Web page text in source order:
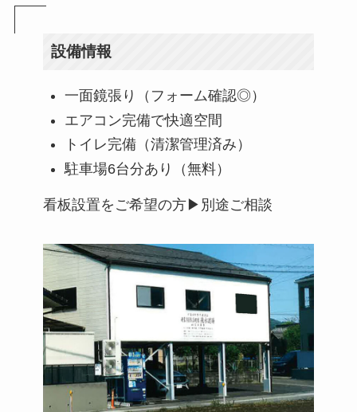
設備情報
一面鏡張り（フォーム確認◎）
エアコン完備で快適空間
トイレ完備（清潔管理済み）
駐車場6台分あり（無料）
看板設置をご希望の方▶︎別途ご相談